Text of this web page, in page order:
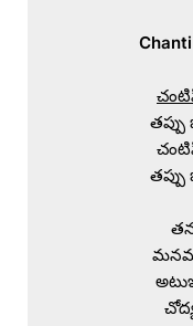
తప్పు
తప్పు